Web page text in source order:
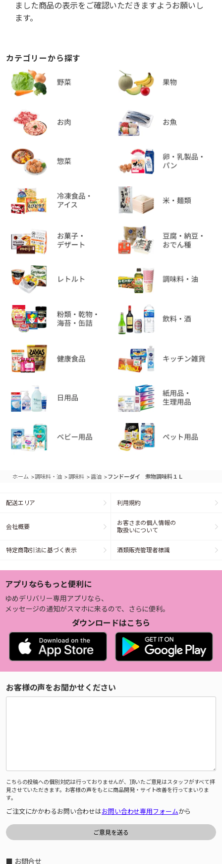
ました商品の表示をご確認いただきますようお願いし
ます。
カテゴリーから探す
ホーム >調味料・油 >調味料 >醤油 >フンドーダイ 煮物調味料１Ｌ
配送エリア 利用規約
会社概要
お客さまの個人情報の
取扱いについて
特定商取引法に基づく表示 酒類販売管理者標識
アプリならもっと便利に
ゆめデリバリー専用アプリなら、
メッセージの通知がスマホに来るので、さらに便利。
ダウンロードはこちら
お客様の声をお聞かせください
こちらの投稿への個別対応は行っておりませんが、頂いたご意見はスタッフがすべて拝
見させていただきます。お客様の声をもとに商品開発・サイト改善を行ってまいりま
す。
ご注文にかかわるお問い合わせはお問い合わせ専用フォームから
■ お問合せ